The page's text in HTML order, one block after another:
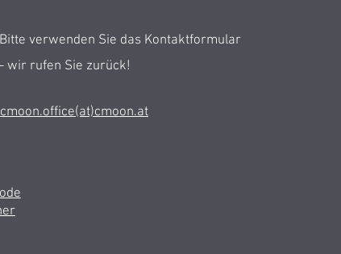
Bitte verwenden Sie das Kontaktformular
- wir rufen Sie zurück!
cmoon.office(at)cmoon.at